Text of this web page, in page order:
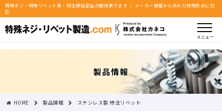
特殊ネジ・特殊リベット等・特注締結部品の製作承ります ｜ メーカー規格から外れた特殊形状に対
応
メニュー
製品情報
HOME 製品情報 ステンレス製 特注リベット